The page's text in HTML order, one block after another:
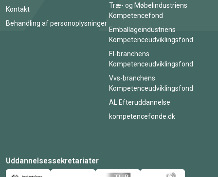
Kontakt
Behandling af personoplysninger
Træ- og Møbelindustriens
Kompetencefond
Emballageindustriens
Kompetenceudviklingsfond
El-branchens
Kompetenceudviklingsfond
Vvs-branchens
Kompetenceudviklingsfond
AL Efteruddannelse
kompetencefonde.dk
Uddannelsessekretariater